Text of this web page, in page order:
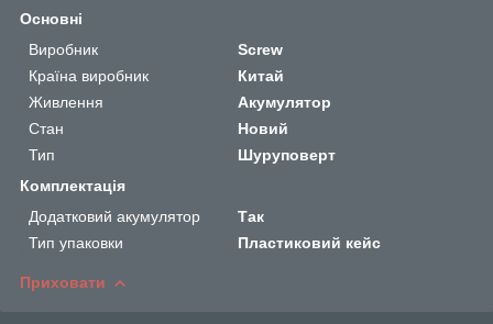
Основні
Виробник
Screw
Країна виробник
Китай
Живлення
Акумулятор
Стан
Новий
Тип
Шуруповерт
Комплектація
Додатковий акумулятор
Так
Тип упаковки
Пластиковий кейс
Приховати